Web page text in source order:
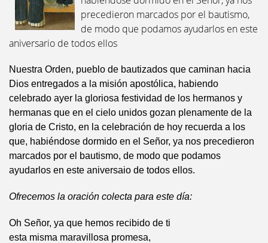
precedieron marcados por el bautismo,
de modo que podamos ayudarlos en este
aniversario de todos ellos
Nuestra Orden, pueblo de bautizados que caminan hacia
Dios entregados a la misión apostólica, habiendo
celebrado ayer la gloriosa festividad de los hermanos y
hermanas que en el cielo unidos gozan plenamente de la
gloria de Cristo, en la celebración de hoy recuerda a los
que, habiéndose dormido en el Señor, ya nos precedieron
marcados por el bautismo, de modo que podamos
ayudarlos en este aniversaio de todos ellos.
Ofrecemos la oración colecta para este día:
Oh Señor, ya que hemos recibido de ti
esta misma maravillosa promesa,